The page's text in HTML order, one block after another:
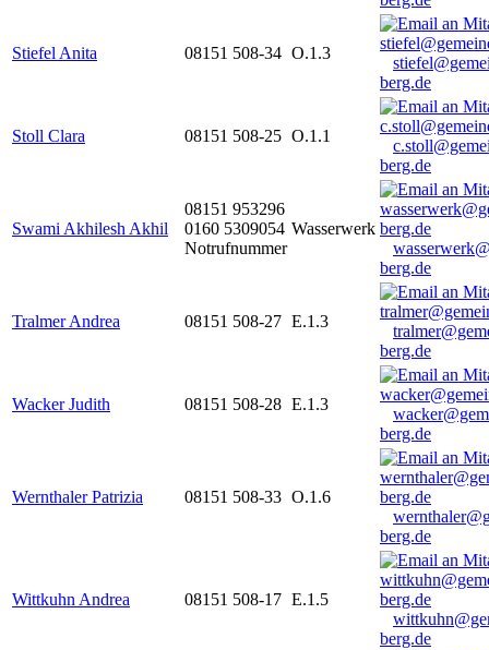
Stiefel Anita 08151 508-34 O.1.3
berg.de
Stoll Clara 08151 508-25 O.1.1
berg.de
Swami Akhilesh Akhil
08151 953296
0160 5309054
Notrufnummer
Wasserwerk
berg.de
Tralmer Andrea 08151 508-27 E.1.3
berg.de
Wacker Judith 08151 508-28 E.1.3
berg.de
Wernthaler Patrizia 08151 508-33 O.1.6
berg.de
Wittkuhn Andrea 08151 508-17 E.1.5
berg.de